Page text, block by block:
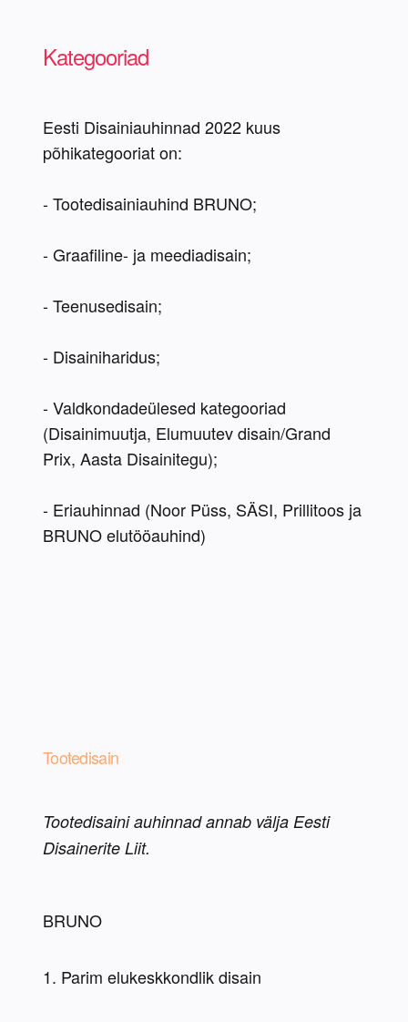
Kategooriad
Eesti Disainiauhinnad 2022 kuus
- Tootedisainiauhind BRUNO;
- Graafiline- ja meediadisain;
- Teenusedisain;
- Disainiharidus;
- Valdkondadeülesed kategooriad
(Disainimuutja, Elumuutev disain/Grand
Prix, Aasta Disainitegu);
- Eriauhinnad (Noor Püss, SÄSI, Prillitoos ja
Tootedisain
Tootedisaini auhinnad annab välja Eesti
Disainerite Liit.